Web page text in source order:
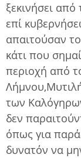
ξεκινήσει
επί
απαιτούσαν
κάτι που
περιοχή από
των
δεν
όπως για
δυνατόν να